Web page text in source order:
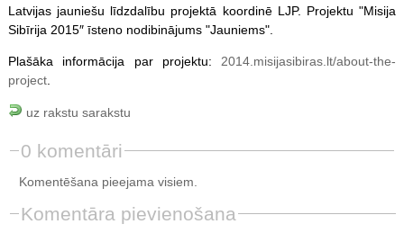
Latvijas jauniešu līdzdalību projektā koordinē LJP. Projektu "Misija
Sibīrija 2015″ īsteno nodibinājums "Jauniems".
Plašāka informācija par projektu: 2014.misijasibiras.lt/about-the-
project.
uz rakstu sarakstu
0 komentāri
Komentēšana pieejama visiem.
Komentāra pievienošana